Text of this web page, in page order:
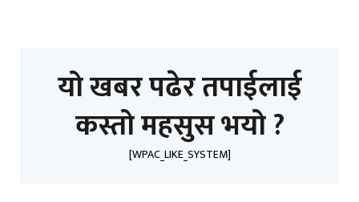
यो खबर पढेर तपाईलाई
कस्तो महसुस भयो ?
[WPAC_LIKE_SYSTEM]